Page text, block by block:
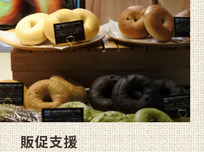
販促支援